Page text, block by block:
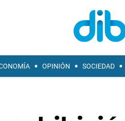
OPINIÓN SOCIEDAD